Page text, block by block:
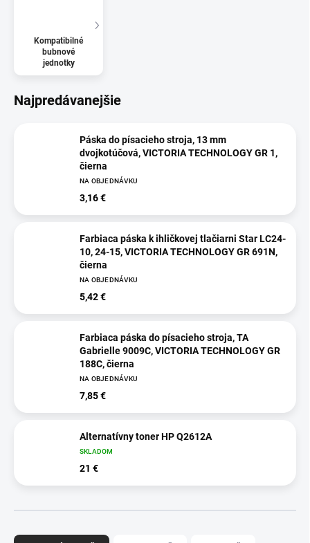
Kompatibilné
bubnové
jednotky
Najpredávanejšie
Páska do písacieho stroja, 13 mm
dvojkotúčová, VICTORIA TECHNOLOGY GR 1,
čierna
NA OBJEDNÁVKU
3,16 €
Farbiaca páska k ihličkovej tlačiarni Star LC24-
10, 24-15, VICTORIA TECHNOLOGY GR 691N,
čierna
NA OBJEDNÁVKU
5,42 €
Farbiaca páska do písacieho stroja, TA
Gabrielle 9009C, VICTORIA TECHNOLOGY GR
188C, čierna
NA OBJEDNÁVKU
7,85 €
Alternatívny toner HP Q2612A
SKLADOM
21 €
R